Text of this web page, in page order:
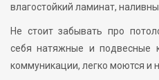
влагостойкий ламинат,
Не стоит забывать про
себя натяжные и подвесные
коммуникации, легко моются и